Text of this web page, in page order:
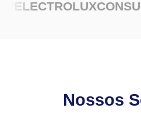
CONSUL
Nossos